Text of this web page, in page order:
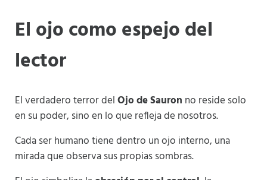
El ojo como espejo del
lector
El verdadero terror delOjo de Sauron no reside solo
en su poder, sino en lo que refleja de nosotros.
Cada ser humano tiene dentro un ojo interno, una
mirada que observa sus propias sombras.